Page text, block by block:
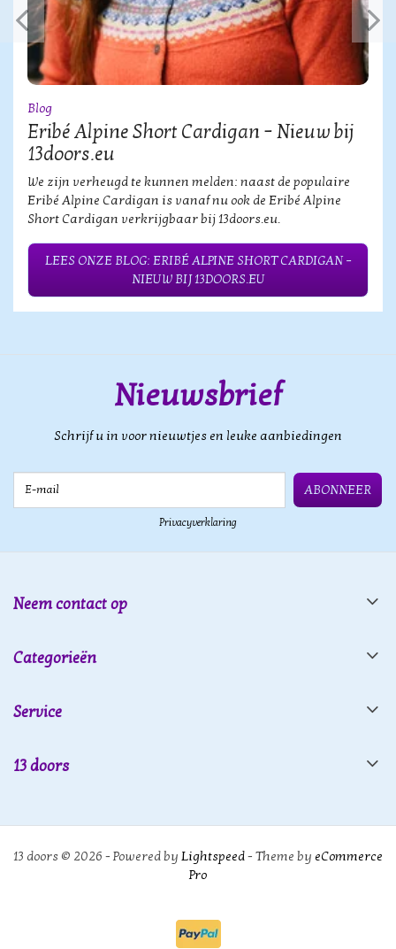
Blog
Eribé Alpine Short Cardigan – Nieuw bij
13doors.eu
We zijn verheugd te kunnen melden: naast de populaire
Eribé Alpine Cardigan is vanaf nu ook de Eribé Alpine
Short Cardigan verkrijgbaar bij 13doors.eu.
LEES ONZE BLOG: ERIBÉ ALPINE SHORT CARDIGAN –
NIEUW BIJ 13DOORS.EU
Nieuwsbrief
Schrijf u in voor nieuwtjes en leuke aanbiedingen
ABONNEER
Privacyverklaring
Neem contact op
Categorieën
Service
13 doors
13 doors © 2026 - Powered by Lightspeed- Theme by eCommerce
Pro